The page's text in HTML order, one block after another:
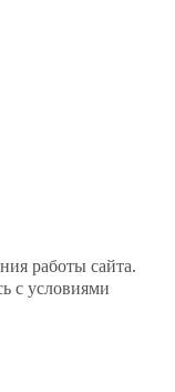
работы сайта.
с условиями